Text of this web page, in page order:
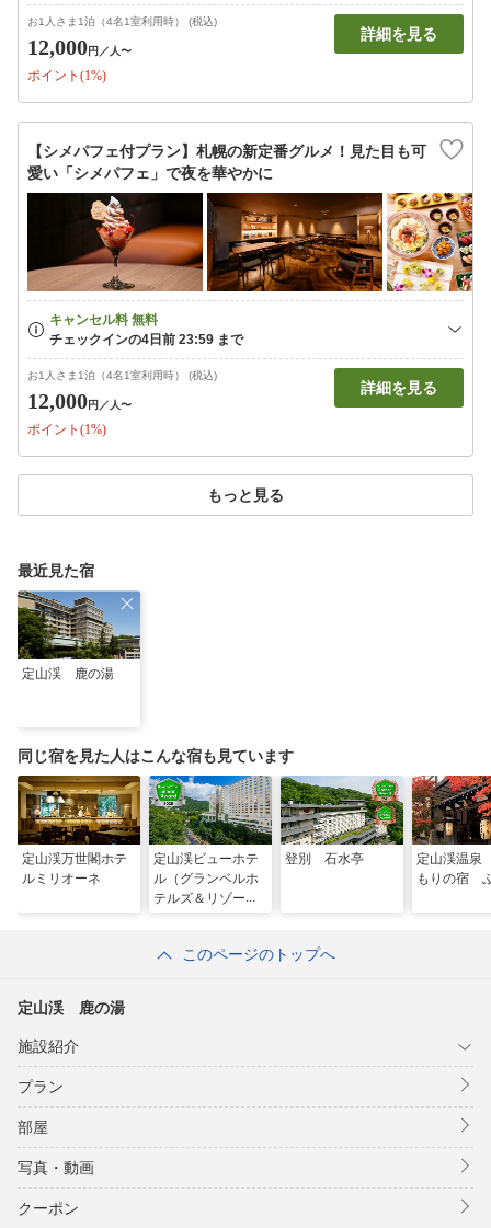
お1人さま1泊（4名1室利用時） (税込)
12,000円 ／人〜
ポイント(1%)
詳細を見る
【シメパフェ付プラン】札幌の新定番グルメ！見た目も可
愛い「シメパフェ」で夜を華やかに
お1人さま1泊（4名1室利用時） (税込)
12,000円 ／人〜
ポイント(1%)
詳細を見る
もっと見る
最近見た宿
定山渓 鹿の湯
同じ宿を見た人はこんな宿も見ています
定山渓万世閣ホテ
ルミリオーネ
定山渓ビューホテ
ル（グランベルホ
テルズ＆リゾー
登別 石水亭
定山渓温
もりの宿
このページのトップへ
定山渓 鹿の湯
施設紹介
プラン
部屋
写真・動画
クーポン